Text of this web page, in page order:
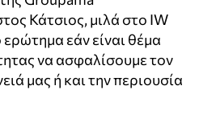
Κάτσιος, μιλά στο IW
εάν είναι θέμα
να ασφαλίσουμε τον
μας ή και την περιουσία